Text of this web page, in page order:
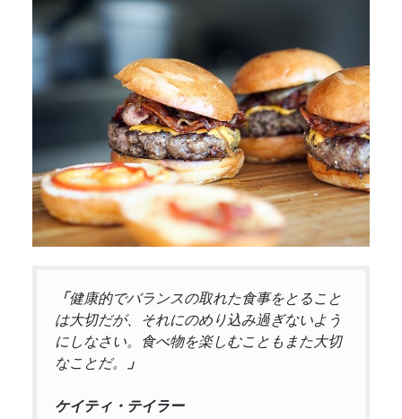
「健康的でバランスの取れた食事をとること
は大切だが、それにのめり込み過ぎないよう
にしなさい。食べ物を楽しむこともまた大切
なことだ。
」
ケイティ・テイラー